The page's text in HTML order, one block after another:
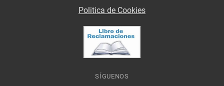
Politica de Cookies
SÍGUENOS